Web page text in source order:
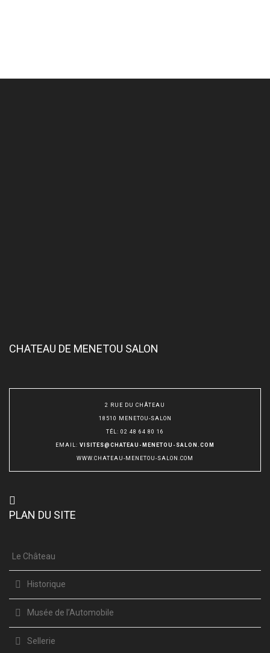
CHATEAU DE MENETOU SALON
2 RUE DU CHÂTEAU
18510 MENETOU-SALON
TÉL: 02 48 64 80 16
EMAIL: VISITES@CHATEAU-MENETOU-SALON.COM
WWW.CHATEAU-MENETOU-SALON.COM
PLAN DU SITE
Le Château
Historique
Musée de l’Automobile
Sellerie